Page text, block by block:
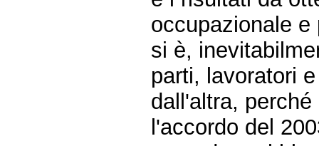
occupazionale e
si è,
parti, lavoratori
dall'altra,
l'accordo del